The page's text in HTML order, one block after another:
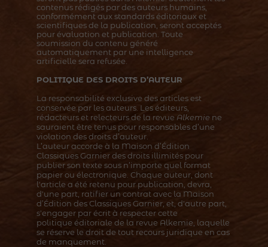
contenus rédigés par des auteurs humains,
conformément aux standards éditoriaux et
scientifiques de la publication, seront acceptés
pour évaluation et publication. Toute
soumission du contenu généré
automatiquement par une intelligence
artificielle sera refusée.
POLITIQUE DES DROITS D’AUTEUR
La responsabilité exclusive des articles est
conservée par les auteurs. Les éditeurs,
rédacteurs et relecteurs de la revue Alkemie ne
sauraient être tenus pour responsables d’une
violation des droits d’auteur.
L’auteur accorde à la Maison d’Édition
Classiques Garnier des droits illimités pour
publier son texte sous n’importe quel format
papier ou électronique. Chaque auteur, dont
l'article a été retenu pour publication, devra,
d'une part, ratifier un contrat avec la Maison
d’Édition des Classiques Garnier, et, d'autre part,
s'engager par écrit à respecter cette
politique éditoriale de la revue Alkemie, laquelle
se réserve le droit de tout recours juridique en cas
de manquement.